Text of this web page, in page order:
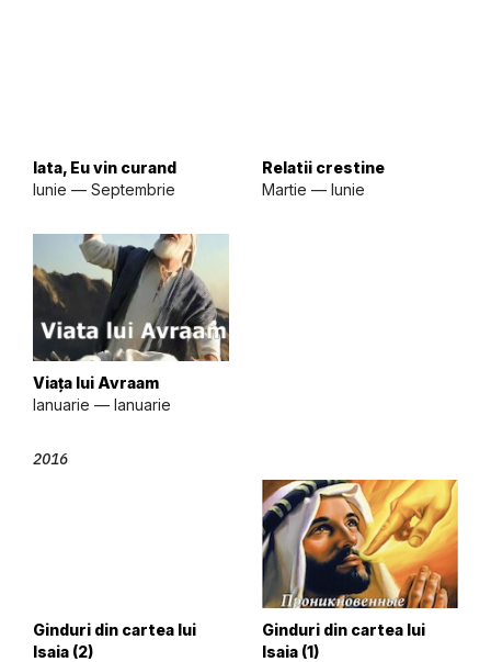
Iata, Eu vin curand
Iunie — Septembrie
Relatii crestine
Martie — Iunie
Viața lui Avraam
Ianuarie — Ianuarie
2016
Ginduri din cartea lui
Isaia (2)
Ginduri din cartea lui
Isaia (1)